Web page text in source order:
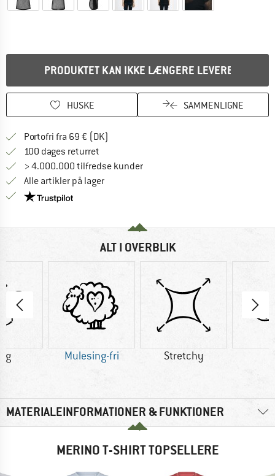
PRODUKTET KAN IKKE LÆNGERE LEVERES
HUSKE SAMMENLIGNE
Portofri fra 69 € (DK)
100 dages returret
> 4.000.000 tilfredse kunder
Alle artikler på lager
Vi er Trustpilot-certificeret - oplysningerne får du
ALT I OVERBLIK
g Mulesing-fri Stretchy
MATERIALEINFORMATIONER & FUNKTIONER
MERINO T-SHIRT TOPSELLERE